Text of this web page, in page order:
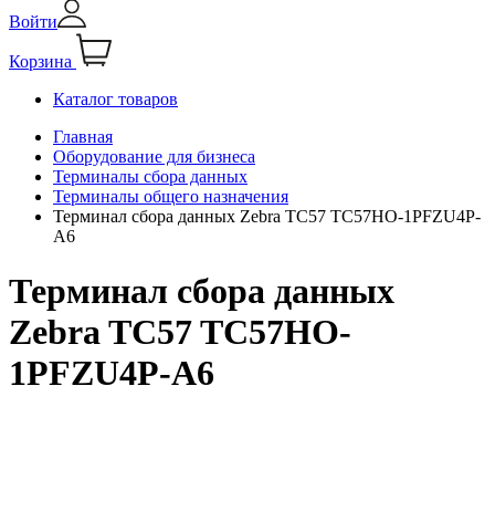
Войти
Корзина
Каталог товаров
Главная
Оборудование для бизнеса
Терминалы сбора данных
Терминалы общего назначения
Терминал сбора данных Zebra TC57 TC57HO-1PFZU4P-
A6
Терминал сбора данных
Zebra TC57 TC57HO-
1PFZU4P-A6